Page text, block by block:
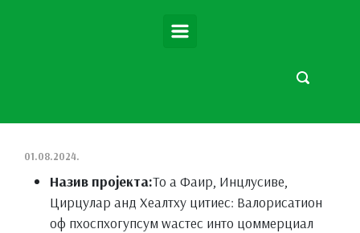
01.08.2024.
Назив пројекта:То а Фаир, Инцлусиве,
Цирцулар анд Хеалтхy цитиес: Валорисатион
оф пхоспхогyпсум wастес инто цоммерциал